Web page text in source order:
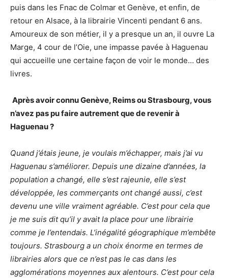
puis dans les Fnac de Colmar et Genève, et enfin, de
retour en Alsace, à la librairie Vincenti pendant 6 ans.
Amoureux de son métier, il y a presque un an, il ouvre La
Marge, 4 cour de l’Oie, une impasse pavée à Haguenau
qui accueille une certaine façon de voir le monde… des
livres.
Après avoir connu Genève, Reims ou Strasbourg, vous
n’avez pas pu faire autrement que de revenir à
Haguenau ?
Quand j’étais jeune, je voulais m’échapper, mais j’ai vu
Haguenau s’améliorer. Depuis une dizaine d’années, la
population a changé, elle s’est rajeunie, elle s’est
développée, les commerçants ont changé aussi, c’est
devenu une ville vraiment agréable. C’est pour cela que
je me suis dit qu’il y avait la place pour une librairie
comme je l’entendais. L’inégalité géographique m’embête
toujours. Strasbourg a un choix énorme en termes de
librairies alors que ce n’est pas le cas dans les
agglomérations moyennes aux alentours. C’est pour cela